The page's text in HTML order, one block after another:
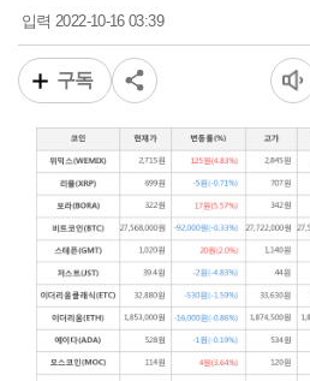
입력2022-10-16 03:39
구독